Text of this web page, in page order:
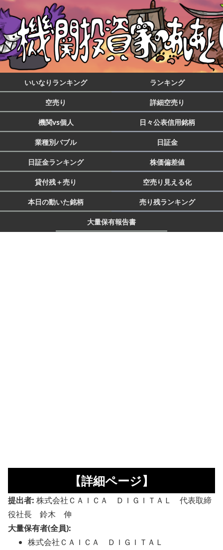
いいなりランキング ランキング
空売り 詳細空売り
機関vs個人 日々公表信用銘柄
業種別バブル 日証金
日証金ランキング 株価偏差値
貸付残＋売り 空売り見える化
本日の動いた銘柄 売り残ランキング
大量保有報告書
【詳細ページ】
提出者: 株式会社ＣＡＩＣＡ ＤＩＧＩＴＡＬ 代表取締
役社長 鈴木 伸
大量保有者(全員):
株式会社ＣＡＩＣＡ ＤＩＧＩＴＡＬ